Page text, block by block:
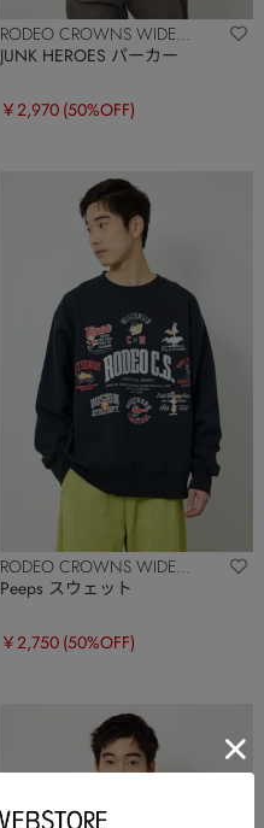
RODEO CROWNS WIDE
BOWL
JUNK HEROES パーカー
￥2,970 (50%OFF)
RODEO CROWNS WIDE
BOWL
Peeps スウェット
￥2,750 (50%OFF)